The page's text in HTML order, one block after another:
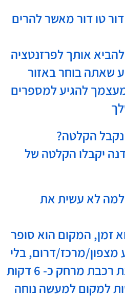
טו דור מאשר להרים
להביא אותך לפרזנטציה
שאתה בוחר באזור
להגיע למספרים
הקלטה?
יקבלו הקלטה של
לא עשית את
זמן, המקום הוא סופר
מצפון/מרכז/דרום, בלי
פקקים, אפילו תחנת רכבת מרחק כ- 6 דקות
למקום למעשה נוחה